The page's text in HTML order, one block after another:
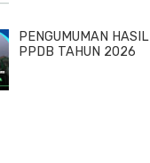
PENGUMUMAN HASIL
PPDB TAHUN 2026